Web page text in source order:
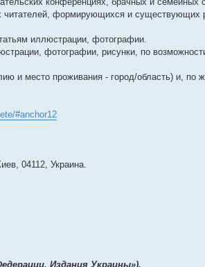
читателей, формирующихся и существующих
иллюстрации, фотографии.
фотографии, рисунки, по
и место проживания - город/область) и, по
#anchor12
04112, Украина.
Издания Украины»).